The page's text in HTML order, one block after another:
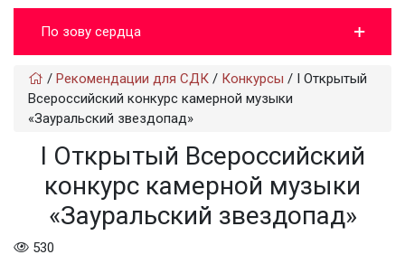
По зову сердца
/ Рекомендации для СДК / Конкурсы / I Открытый
Всероссийский конкурс камерной музыки
«Зауральский звездопад»
I Открытый Всероссийский
конкурс камерной музыки
«Зауральский звездопад»
530